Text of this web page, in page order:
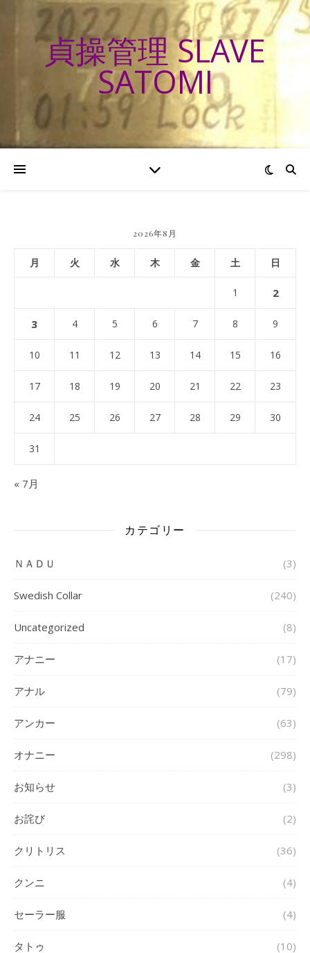
貞操管理 SLAVE
SATOMI
2026年8月
月 火 水 木 金 土 日
1 2
3 4 5 6 7 8 9
10 11 12 13 14 15 16
17 18 19 20 21 22 23
24 25 26 27 28 29 30
31
« 7月
カテゴリー
ＮＡＤＵ (3)
Swedish Collar (240)
Uncategorized (8)
アナニー (17)
アナル (79)
アンカー (63)
オナニー (298)
お知らせ (3)
お詫び (2)
クリトリス (36)
クンニ (4)
セーラー服 (4)
タトゥ (10)